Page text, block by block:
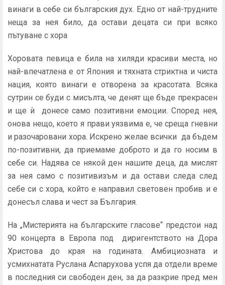
винаги в себе си българския дух. Едно от най-трудните
неща за нея било, да остави децата си при всяко
пътуване с хора
Хоровата певица е била на хиляди красиви места, но
най-впечатлена е от Япония и тяхната стриктна и чиста
нация, която винаги е отворена за красотата. Всяка
сутрин се буди с мисълта, че денят ще бъде прекрасен
и ще ѝ донесе само позитивни емоции. Според нея,
онова нещо, което я прави уязвима е, че среща гневни
и разочаровани хора. Искрено желае всички да бъдем
по-позитивни, да приемаме доброто и да го носим в
себе си. Надява се някой ден нашите деца, да мислят
за нея само с позитивизъм и да остави следа след
себе си с хора, който е направил световен пробив и е
донесъл слава и чест за България.
На „Мистерията на българските гласове“ предстои над
90 концерта в Европа под диригентството на Дора
Христова до края на годината. Амбициозната и
усмихнатата Руслана Аспарухова успя да отдели време
в последния си свободен ден, за да разкрие пред мен